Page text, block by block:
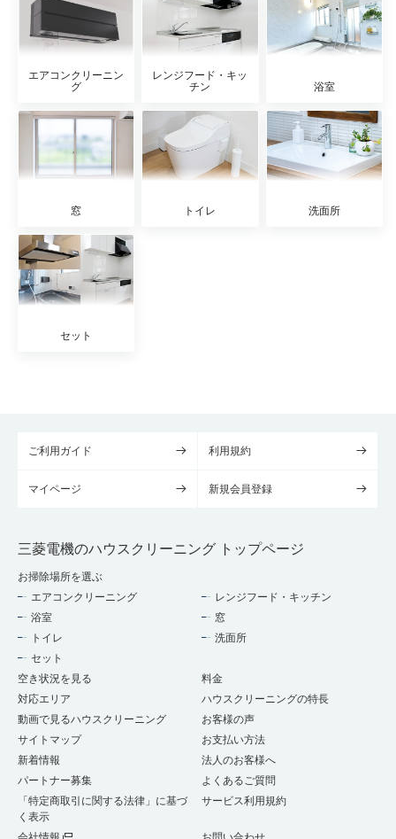
エアコンクリーニン
グ
レンジフード・キッ
チン
浴室
窓 トイレ 洗面所
セット
ご利用ガイド 利用規約
マイページ 新規会員登録
三菱電機のハウスクリーニング トップページ
お掃除場所を選ぶ
エアコンクリーニング
レンジフード・キッチン
浴室
窓
トイレ
洗面所
セット
空き状況を見る
料金
対応エリア
ハウスクリーニングの特長
動画で見るハウスクリーニング
お客様の声
サイトマップ
お支払い方法
新着情報
法人のお客様へ
パートナー募集
よくあるご質問
「特定商取引に関する法律」に基づ
く表示
サービス利用規約